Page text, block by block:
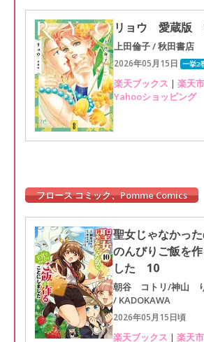
リョウ 愛蔵版
上田倫子 / 秋田書店
2026年05月15日 一挙2
楽天ブックス | 楽天
Yahooショッピング
フロース コミック、Pomme Comics
聖女じゃなかっ
のんびりご飯を
した 10
朝谷 コトリ/神山
/ KADOKAWA
2026年05月15日頃
楽天ブックス | 楽天